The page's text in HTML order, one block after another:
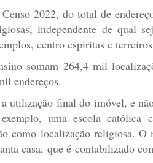
2022, do total de
independente de qual
centro espíritas e
somam 264,4 mil
endereços.
utilização final do imóvel, e
uma escola católica
como localização religiosa. O
casa, que é contabilizado